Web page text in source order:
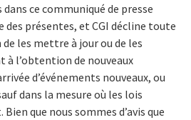
ce communiqué de presse
des présentes, et CGI décline toute
les mettre à jour ou de les
à l’obtention de nouveaux
d’événements nouveaux, ou
dans la mesure où les lois
que nous sommes d’avis que